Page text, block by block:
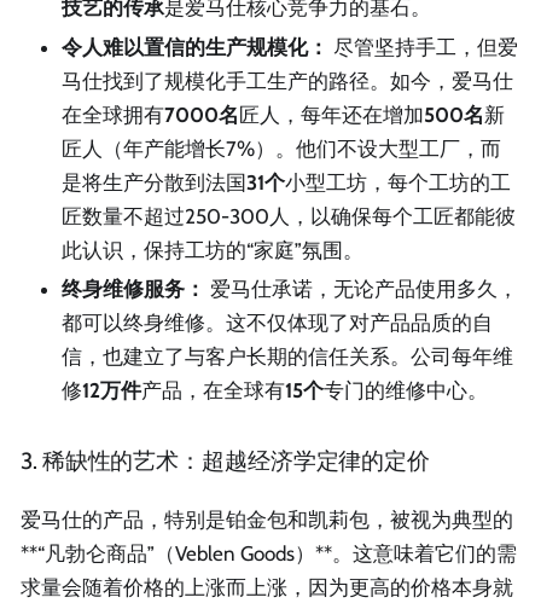
技艺的传承是爱马仕核心竞争力的基石。
令人难以置信的生产规模化： 尽管坚持手工，但爱
马仕找到了规模化手工生产的路径。如今，爱马仕
在全球拥有7000名匠人，每年还在增加500名新
匠人（年产能增长7%）。他们不设大型工厂，而
是将生产分散到法国31个小型工坊，每个工坊的工
匠数量不超过250-300人，以确保每个工匠都能彼
此认识，保持工坊的“家庭”氛围。
终身维修服务： 爱马仕承诺，无论产品使用多久，
都可以终身维修。这不仅体现了对产品品质的自
信，也建立了与客户长期的信任关系。公司每年维
修12万件产品，在全球有15个专门的维修中心。
3. 稀缺性的艺术：超越经济学定律的定价
爱马仕的产品，特别是铂金包和凯莉包，被视为典型的
**“凡勃仑商品”（Veblen Goods）**。这意味着它们的需
求量会随着价格的上涨而上涨，因为更高的价格本身就